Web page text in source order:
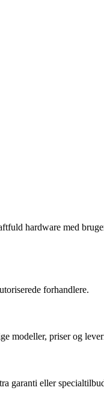
hardware med
forhandlere.
modeller, priser og
garanti eller